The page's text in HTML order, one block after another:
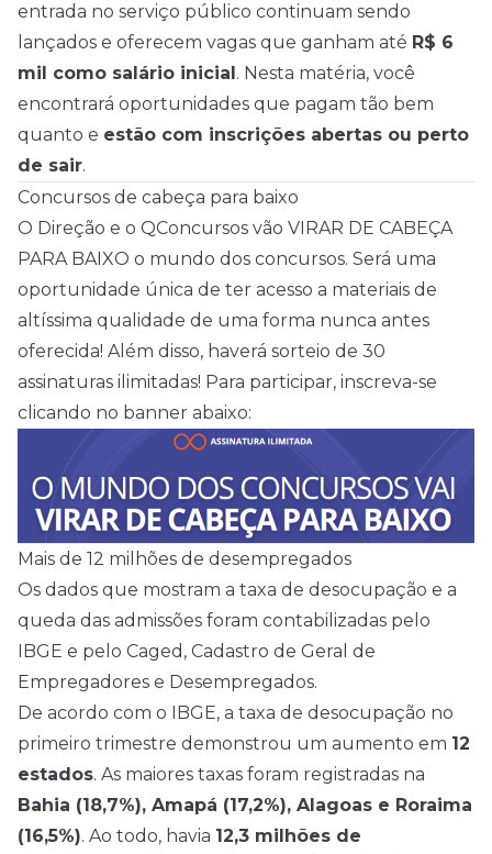
entrada no serviço público continuam sendo
lançados e oferecem vagas que ganham até R$ 6
mil como salário inicial . Nesta matéria, você
encontrará oportunidades que pagam tão bem
quanto e estão com inscrições abertas ou perto
de sair.
Concursos de cabeça para baixo
O Direção e o QConcursos vão VIRAR DE CABEÇA
PARA BAIXO o mundo dos concursos. Será uma
oportunidade única de ter acesso a materiais de
altíssima qualidade de uma forma nunca antes
oferecida! Além disso, haverá sorteio de 30
assinaturas ilimitadas! Para participar, inscreva-se
clicando no banner abaixo:
Mais de 12 milhões de desempregados
Os dados que mostram a taxa de desocupação e a
queda das admissões foram contabilizadas pelo
IBGE e pelo Caged, Cadastro de Geral de
Empregadores e Desempregados.
De acordo com o IBGE, a taxa de desocupação no
primeiro trimestre demonstrou um aumento em 12
estados. As maiores taxas foram registradas na
Bahia (18,7%), Amapá (17,2%), Alagoas e Roraima
(16,5%). Ao todo, havia 12,3 milhões de